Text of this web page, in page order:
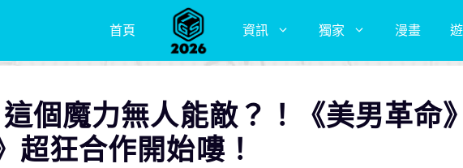
首頁 資訊 獨家 漫畫
這個魔力無人能敵？！《美男革命
超狂合作開始嘍！